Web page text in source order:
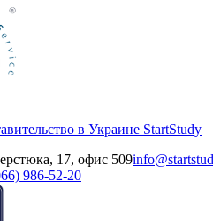
в Украине StartStudy
17, офис 509
986-52-20